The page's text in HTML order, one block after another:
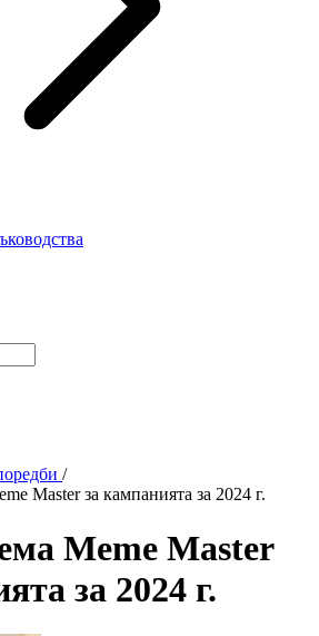
/
Master за кампанията за 2024 г.
Meme Master
за 2024 г.